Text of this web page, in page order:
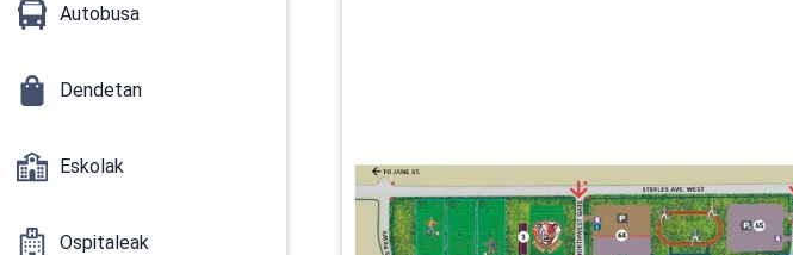
Autobusa
Dendetan
Eskolak
Ospitaleak